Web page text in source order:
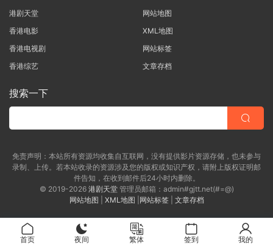
港剧天堂
香港电影
香港电视剧
香港综艺
网站地图
XML地图
网站标签
文章存档
搜索一下
免责声明：本站所有资源均收集自互联网，没有提供影片资源存储，也未参与
录制、上传。若本站收录的资源涉及您的版权或知识产权，请附上版权证明邮
件告知，在收到邮件后24小时内删除。
© 2019-2026 港剧天堂管理员邮箱：admin#gjtt.net(#=@)
网站地图
XML地图 网站标签| 文章存档
首页 夜间 繁体 签到 我的